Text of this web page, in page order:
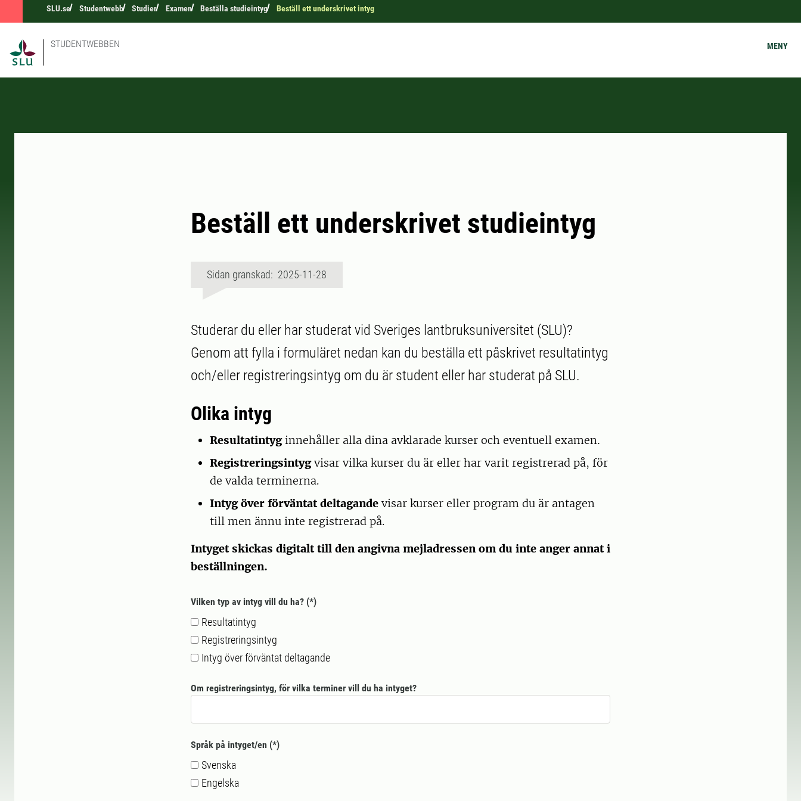
SLU.se Studentwebb Studier Examen Beställa studieintyg Beställ ett underskrivet intyg
STUDENTWEBBEN MENY
Beställ ett underskrivet studieintyg
Sidan granskad: 2025-11-28
Studerar du eller har studerat vid Sveriges lantbruksuniversitet (SLU)?
Genom att fylla i formuläret nedan kan du beställa ett påskrivet resultatintyg
och/eller registreringsintyg om du är student eller har studerat på SLU.
Olika intyg
Resultatintyginnehåller alla dina avklarade kurser och eventuell examen.
Registreringsintygvisar vilka kurser du är eller har varit registrerad på, för
de valda terminerna.
Intyg över förväntat deltagande visar kurser eller program du är antagen
till men ännu inte registrerad på.
Intyget skickas digitalt till den angivna mejladressen om du inte anger annat i
beställningen.
Vilken typ av intyg vill du ha?
Resultatintyg
Registreringsintyg
Intyg över förväntat deltagande
Om registreringsintyg, för vilka terminer vill du ha intyget?
Språk på intyget/en
Svenska
Engelska